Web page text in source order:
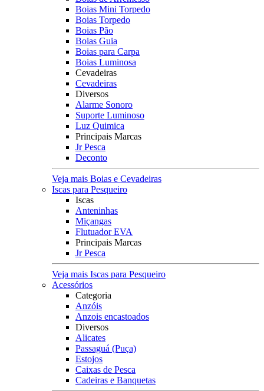
Boias Mini Torpedo
Boias Torpedo
Boias Pão
Boias Guia
Boias para Carpa
Boias Luminosa
Cevadeiras
Cevadeiras
Diversos
Alarme Sonoro
Suporte Luminoso
Luz Quimica
Principais Marcas
Jr Pesca
Deconto
Veja mais Boias e Cevadeiras
Iscas para Pesqueiro
Iscas
Anteninhas
Miçangas
Flutuador EVA
Principais Marcas
Jr Pesca
Veja mais Iscas para Pesqueiro
Acessórios
Categoria
Anzóis
Anzois encastoados
Diversos
Alicates
Passaguá (Puça)
Estojos
Caixas de Pesca
Cadeiras e Banquetas